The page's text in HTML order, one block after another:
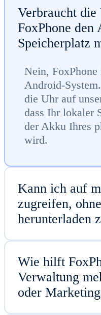
Verbraucht
FoxPhone den
Speicherplatz
Nein, FoxPhone
Android-
die Uhr auf
dass Ihr lokaler
der Akku Ihres
wird.
Kann ich auf
zugreifen,
herunterladen
Wie hilft
Verwaltung
oder